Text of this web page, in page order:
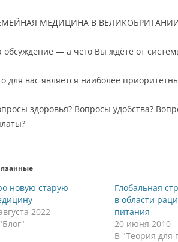
МЕДИЦИНА В
обсуждение — а чего Вы ждёте от
для вас является наиболее
здоровья? Вопросы удобства?
новую старую
2022
Глобальная
в области
питания
20 июня 2010
В "Теория для